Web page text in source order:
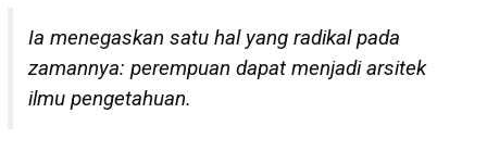
Ia menegaskan satu hal yang radikal pada
zamannya: perempuan dapat menjadi arsitek
ilmu pengetahuan.